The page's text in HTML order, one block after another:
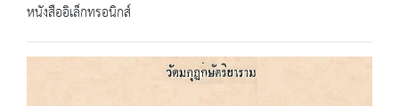
หนังสืออิเล็กทรอนิกส์